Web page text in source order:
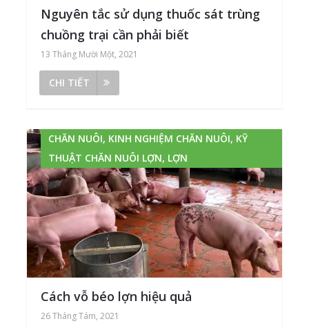
Nguyên tắc sử dụng thuốc sát trùng
chuồng trại cần phải biết
13 Tháng Mười Một, 2021
CHI TIẾT
CHĂN NUÔI, KINH NGHIỆM CHĂN NUÔI, KỸ
THUẬT CHĂN NUÔI LỢN, LỢN
Cách vỗ béo lợn hiệu quả
26 Tháng Tám, 2021